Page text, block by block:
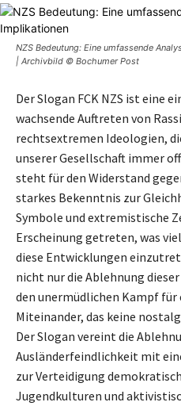
NZS Bedeutung: Eine umfassende
| Archivbild © Bochumer Post
Der Slogan FCK NZS ist eine
wachsende Auftreten von
rechtsextremen Ideologien,
unserer Gesellschaft immer
steht für den Widerstand
starkes Bekenntnis zur
Symbole und extremistische
Erscheinung getreten, was
diese Entwicklungen
nicht nur die Ablehnung
den unermüdlichen Kampf
Miteinander, das keine
Der Slogan vereint die
Ausländerfeindlichkeit mit
zur Verteidigung
Jugendkulturen und